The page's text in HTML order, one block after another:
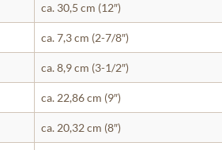
ca. 30,5 cm (12″)
ca. 7,3 cm (2-7/8″)
ca. 8,9 cm (3-1/2″)
ca. 22,86 cm (9″)
ca. 20,32 cm (8″)